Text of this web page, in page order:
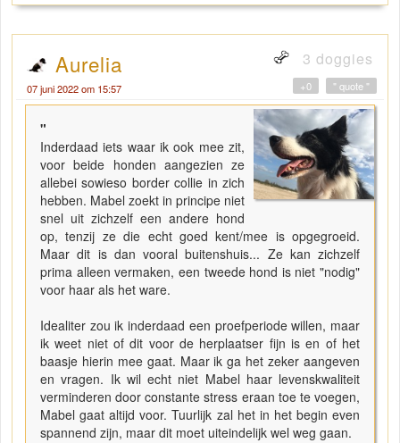
Aurelia 3 doggies
07 juni 2022 om 15:57 " quote "
+0
"
Inderdaad iets waar ik ook mee zit,
voor beide honden aangezien ze
allebei sowieso border collie in zich
hebben. Mabel zoekt in principe niet
snel uit zichzelf een andere hond
op, tenzij ze die echt goed kent/mee is opgegroeid.
Maar dit is dan vooral buitenshuis... Ze kan zichzelf
prima alleen vermaken, een tweede hond is niet "nodig"
voor haar als het ware.
Idealiter zou ik inderdaad een proefperiode willen, maar
ik weet niet of dit voor de herplaatser fijn is en of het
baasje hierin mee gaat. Maar ik ga het zeker aangeven
en vragen. Ik wil echt niet Mabel haar levenskwaliteit
verminderen door constante stress eraan toe te voegen,
Mabel gaat altijd voor. Tuurlijk zal het in het begin even
spannend zijn, maar dit moet uiteindelijk wel weg gaan.